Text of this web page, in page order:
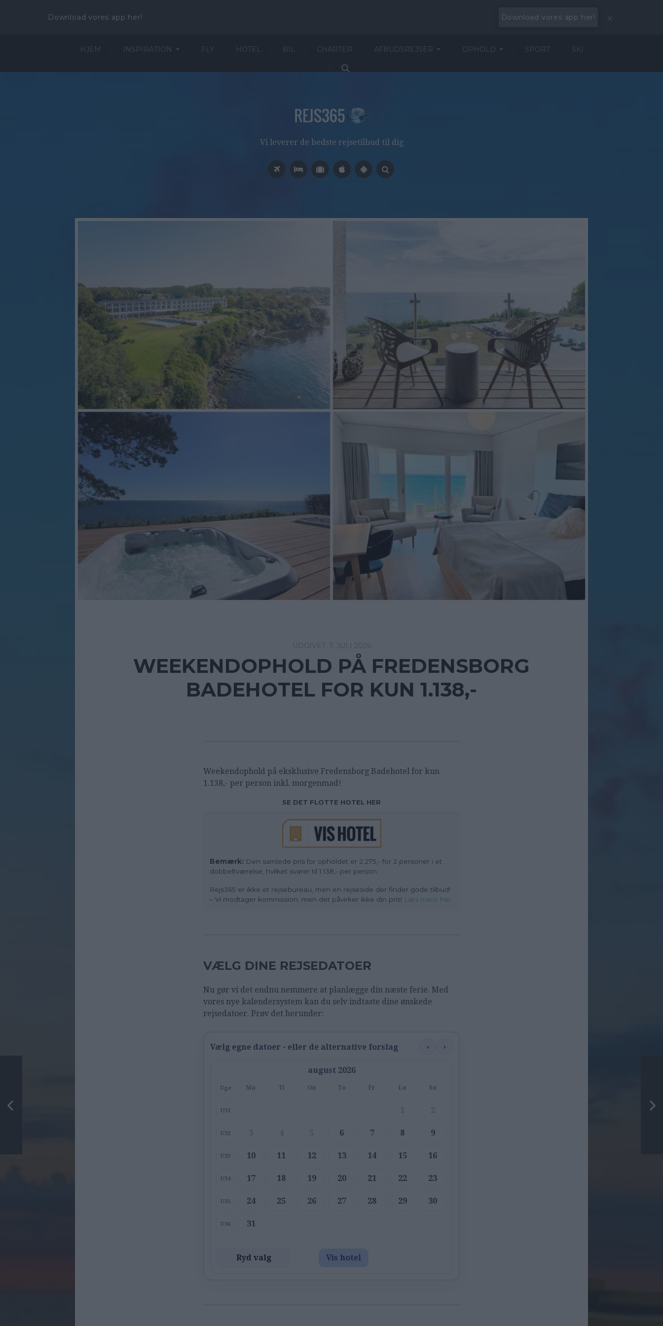
Download vores app her! Download vores app her!
HJEM INSPIRATION FLY HOTEL BIL CHARTER AFBUDSREJSER OPHOLD SPORT SKI
Vi leverer de bedste rejsetilbud til dig
7. JULI 2026
WEEKENDOPHOLD PÅ FREDENSBORG
BADEHOTEL FOR KUN 1.138,-
Weekendophold på eksklusive Fredensborg Badehotel for kun
1.138,- per person inkl. morgenmad!
SE DET FLOTTE HOTEL HER
Bemærk: Den samlede pris for opholdet er 2.275,- for 2 personer i et
dobbeltværelse, hvilket svarer til 1.138,- per person.
Rejs365 er ikke et rejsebureau, men en rejseside der finder gode tilbud!
– Vi modtager kommission, men det påvirker ikke din pris! Læs mere her
VÆLG DINE REJSEDATOER
Nu gør vi det endnu nemmere at planlægge din næste ferie. Med
vores nye kalendersystem kan du selv indtaste dine ønskede
rejsedatoer. Prøv det herunder:
Vælg egne datoer - eller de alternative forslag ‹ ›
august 2026
Uge Ma Ti On To Fr Lø Sø
U31
U32 6 7 8 9
U33 10 11 12 13 14 15 16
U34 17 18 19 20 21 22 23
U35 24 25 26 27 28 29 30
U36 31
Ryd valg Vis hotel